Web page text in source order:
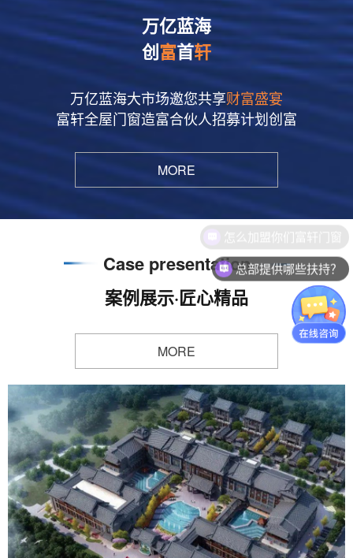
万亿蓝海
创富首轩
万亿蓝海大市场邀您共享财富盛宴
富轩全屋门窗造富合伙人招募计划创富
MORE
Case presentation
案例展示·匠心精品
MORE
总部提供哪些扶持？